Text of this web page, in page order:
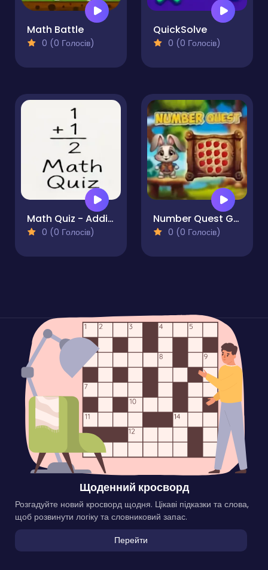
Math Battle
0 (0 Голосів)
QuickSolve
0 (0 Голосів)
Math Quiz - Addition
0 (0 Голосів)
Number Quest Game
0 (0 Голосів)
Щоденний кросворд
Розгадуйте новий кросворд щодня. Цікаві підказки та слова,
щоб розвинути логіку та словниковий запас.
Перейти